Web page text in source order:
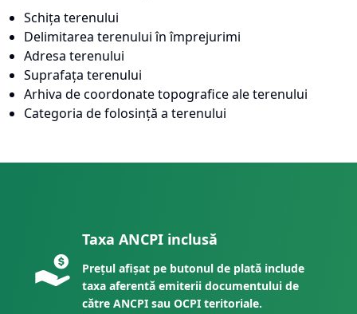
Schița terenului
Delimitarea terenului în împrejurimi
Adresa terenului
Suprafața terenului
Arhiva de coordonate topografice ale terenului
Categoria de folosință a terenului
Taxa ANCPI inclusă
Prețul afișat pe butonul de plată include
taxa aferentă emiterii documentului de
către ANCPI sau OCPI teritoriale.